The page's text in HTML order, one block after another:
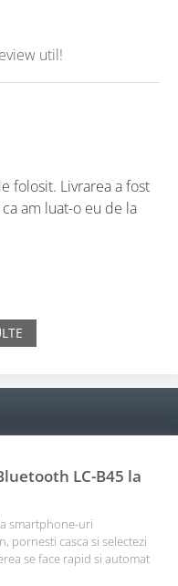
util!
folosit. Livrarea a fost
am luat-o eu de la
LC-B45 la
smartphone-uri
pornesti casca si selectezi
se face rapid si automat